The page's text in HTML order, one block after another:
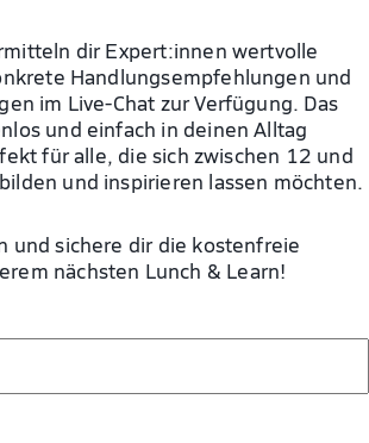
dir Expert:innen wertvolle
Handlungsempfehlungen und
im Live-Chat zur Verfügung. Das
und einfach in deinen Alltag
für alle, die sich zwischen 12 und
und inspirieren lassen möchten.
und sichere dir die kostenfreie
nächsten Lunch & Learn!